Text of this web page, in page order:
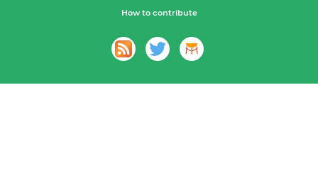
How to contribute